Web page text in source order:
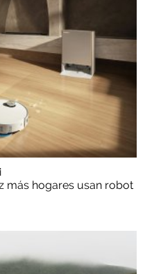
más hogares usan robot